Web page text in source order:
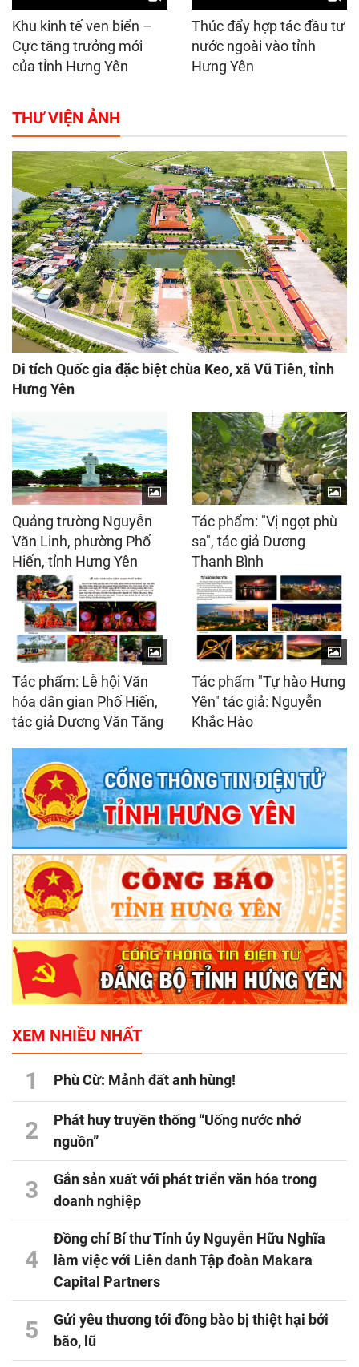
Khu kinh tế ven biển –
Cực tăng trưởng mới
của tỉnh Hưng Yên
Thúc đẩy hợp tác đầu tư
nước ngoài vào tỉnh
Hưng Yên
THƯ VIỆN ẢNH
Di tích Quốc gia đặc biệt chùa Keo, xã Vũ Tiên, tỉnh
Hưng Yên
Quảng trường Nguyễn
Văn Linh, phường Phố
Hiến, tỉnh Hưng Yên
Tác phẩm: "Vị ngọt phù
sa", tác giả Dương
Thanh Bình
Tác phẩm: Lễ hội Văn
hóa dân gian Phố Hiến,
tác giả Dương Văn Tăng
Tác phẩm "Tự hào Hưng
Yên" tác giả: Nguyễn
Khắc Hào
XEM NHIỀU NHẤT
1 Phù Cừ: Mảnh đất anh hùng!
2
Phát huy truyền thống “Uống nước nhớ
nguồn”
3
Gắn sản xuất với phát triển văn hóa trong
doanh nghiệp
4
Đồng chí Bí thư Tỉnh ủy Nguyễn Hữu Nghĩa
làm việc với Liên danh Tập đoàn Makara
Capital Partners
5
Gửi yêu thương tới đồng bào bị thiệt hại bởi
bão, lũ